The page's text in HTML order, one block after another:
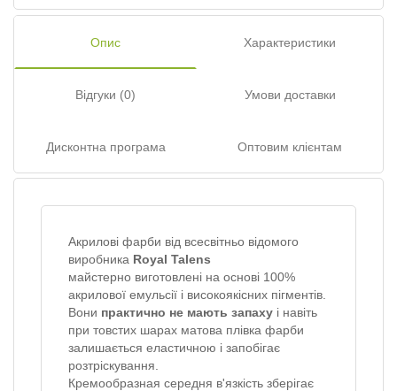
Опис Характеристики
Відгуки (0) Умови доставки
Дисконтна програма Оптовим клієнтам
Акрилові фарби від всесвітньо відомого
виробника Royal Talens
майстерно виготовлені на основі 100%
акрилової емульсії і високоякісних пігментів.
Вони практично не мають запаху і навіть
при товстих шарах матова плівка фарби
залишається еластичною і запобігає
розтріскування.
Кремообразная середня в'язкість зберігає